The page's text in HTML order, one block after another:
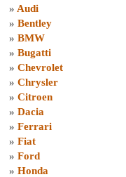
» Audi
» Bentley
» BMW
» Bugatti
» Chevrolet
» Chrysler
» Citroen
» Dacia
» Ferrari
» Fiat
» Ford
» Honda